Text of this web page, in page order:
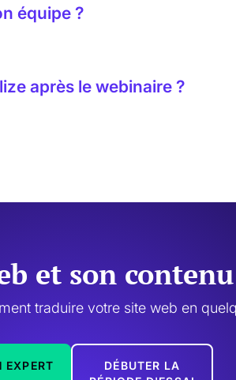
équipe ?
après le webinaire ?
et son
traduire votre site web en
EXPERT
DÉBUTER LA